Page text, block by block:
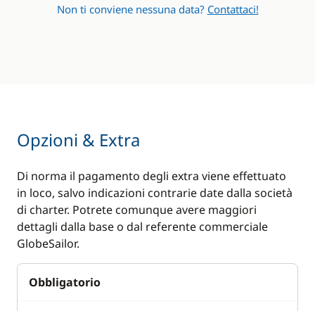
Non ti conviene nessuna data? Contattaci!
Opzioni & Extra
Di norma il pagamento degli extra viene effettuato
in loco, salvo indicazioni contrarie date dalla società
di charter. Potrete comunque avere maggiori
dettagli dalla base o dal referente commerciale
GlobeSailor.
Obbligatorio